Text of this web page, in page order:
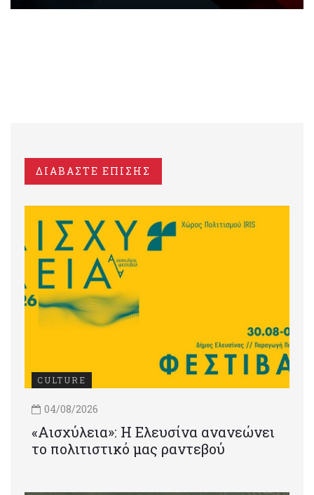
ΔΙΑΒΑΣΤΕ ΕΠΙΣΗΣ
CULTURE
04/08/2026
«Αισχύλεια»: Η Ελευσίνα ανανεώνει
το πολιτιστικό μας ραντεβού